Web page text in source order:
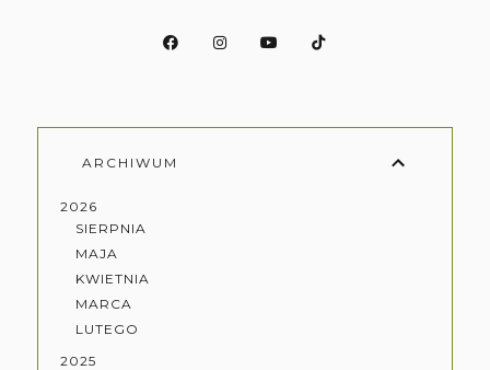
ARCHIWUM
2026
SIERPNIA
MAJA
KWIETNIA
MARCA
LUTEGO
2025